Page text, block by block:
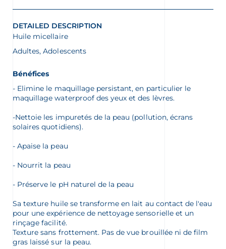
Lien
la
même
DETAILED DESCRIPTION
Huile micellaire
Adultes, Adolescents
Bénéfices
- Elimine le maquillage persistant, en particulier le
maquillage waterproof des yeux et des lèvres.
-Nettoie les impuretés de la peau (pollution, écrans
solaires quotidiens).
- Apaise la peau
- Nourrit la peau
- Préserve le pH naturel de la peau
Sa texture huile se transforme en lait au contact de l'eau
pour une expérience de nettoyage sensorielle et un
rinçage facilité.
Texture sans frottement. Pas de vue brouillée ni de film
gras laissé sur la peau.